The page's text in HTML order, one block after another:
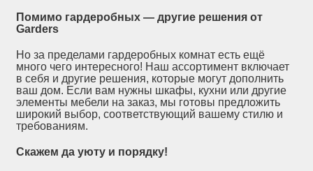
Помимо гардеробных — другие решения от
Garders
Но за пределами гардеробных комнат есть ещё
много чего интересного! Наш ассортимент включает
в себя и другие решения, которые могут дополнить
ваш дом. Если вам нужны шкафы, кухни или другие
элементы мебели на заказ, мы готовы предложить
широкий выбор, соответствующий вашему стилю и
требованиям.
Скажем да уюту и порядку!